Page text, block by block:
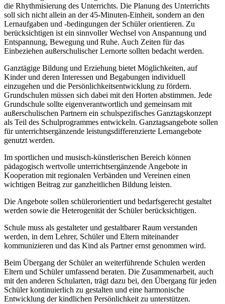
die Rhythmisierung des Unterrichts. Die Planung des Unterrichts
soll sich nicht allein an der 45-Minuten-Einheit, sondern an den
Lernaufgaben und -bedingungen der Schüler orientieren. Zu
berücksichtigen ist ein sinnvoller Wechsel von Anspannung und
Entspannung, Bewegung und Ruhe. Auch Zeiten für das
Einbeziehen außerschulischer Lernorte sollten bedacht werden.
Ganztägige Bildung und Erziehung bietet Möglichkeiten, auf
Kinder und deren Interessen und Begabungen individuell
einzugehen und die Persönlichkeitsentwicklung zu fördern.
Grundschulen müssen sich dabei mit den Horten abstimmen. Jede
Grundschule sollte eigenverantwortlich und gemeinsam mit
außerschulischen Partnern ein schulspezifisches Ganztagskonzept
als Teil des Schulprogrammes entwickeln. Ganztagsangebote sollen
für unterrichtsergänzende leistungsdifferenzierte Lernangebote
genutzt werden.
Im sportlichen und musisch-künstlerischen Bereich können
pädagogisch wertvolle unterrichtsergänzende Angebote in
Kooperation mit regionalen Verbänden und Vereinen einen
wichtigen Beitrag zur ganzheitlichen Bildung leisten.
Die Angebote sollen schülerorientiert und bedarfsgerecht gestaltet
werden sowie die Heterogenität der Schüler berücksichtigen.
Schule muss als gestalteter und gestaltbarer Raum verstanden
werden, in dem Lehrer, Schüler und Eltern miteinander
kommunizieren und das Kind als Partner ernst genommen wird.
Beim Übergang der Schüler an weiterführende Schulen werden
Eltern und Schüler umfassend beraten. Die Zusammenarbeit, auch
mit den anderen Schularten, trägt dazu bei, den Übergang für jeden
Schüler kontinuierlich zu gestalten und eine harmonische
Entwicklung der kindlichen Persönlichkeit zu unterstützen.